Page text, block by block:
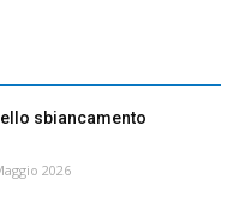
sbiancamento
2026